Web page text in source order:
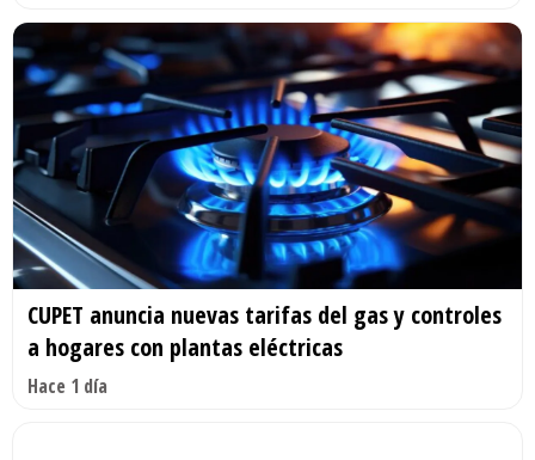
CUPET anuncia nuevas tarifas del gas y controles
a hogares con plantas eléctricas
Hace 1 día